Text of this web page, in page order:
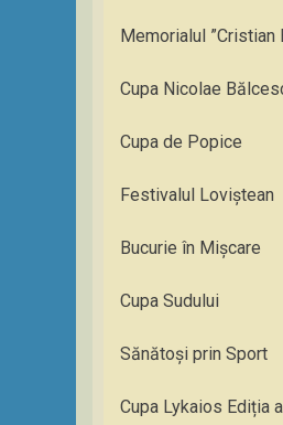
Memorialul ”Cristian
Cupa Nicolae
Cupa de Popice
Festivalul Loviștean
Bucurie în Mișcare
Cupa Sudului
Sănătoși prin Sport
Cupa Lykaios Ediția